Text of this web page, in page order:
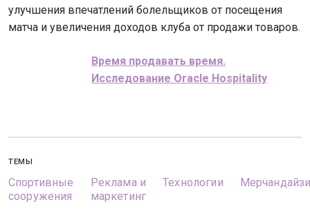
улучшения впечатлений болельщиков от посещения
матча и увеличения доходов клуба от продажи товаров.
Время продавать время.
Исследование Oracle Hospitality
ТЕМЫ
Спортивные
сооружения
Реклама и
маркетинг
Технологии